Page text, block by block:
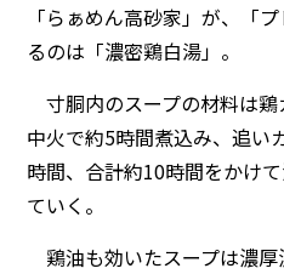
「らぁめん高砂家」が、「
るのは「濃密鶏白湯」。
寸胴内のスープの材料は
中火で約5時間煮込み、追い
時間、合計約10時間をかけ
ていく。
鶏油も効いたスープは濃